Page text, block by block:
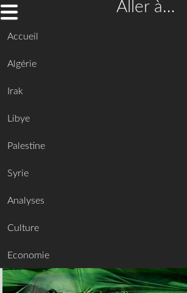
Aller à…
Accueil
Algérie
Irak
Libye
Palestine
Syrie
Analyses
Culture
Economie